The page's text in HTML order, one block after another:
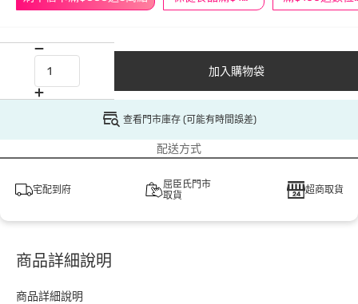
加入購物袋
查看門市庫存 (可能有時間誤差)
配送方式
宅配到府
屈臣氏門市
取貨
超商取貨
商品詳細說明
商品詳細說明